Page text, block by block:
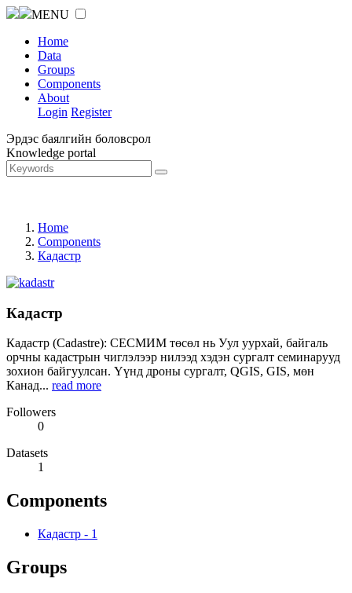
MENU
Home
Data
Groups
Components
About
Login Register
Эрдэс баялгийн боловсрол
Knowledge portal
Home
Components
Кадастр
Кадастр
Кадастр (Cadastre): СЕСМИМ төсөл нь Уул уурхай, байгаль
орчны кадастрын чиглэлээр нилээд хэдэн сургалт семинарууд
зохион байгуулсан. Үүнд дроны сургалт, QGIS, GIS, мөн
Канад... read more
Followers
0
Datasets
1
Components
Кадастр - 1
Groups